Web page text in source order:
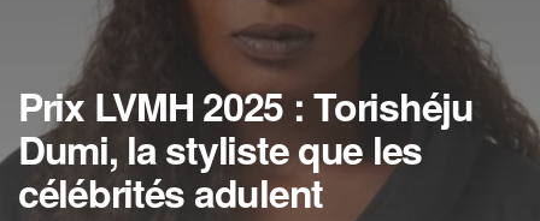
Prix LVMH 2025 : Torishéju
Dumi, la styliste que les
célébrités adulent